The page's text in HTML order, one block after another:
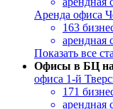
Аренда офиса
163
арендная
Показать все
Офисы в БЦ на
офиса 1-й
171
арендная